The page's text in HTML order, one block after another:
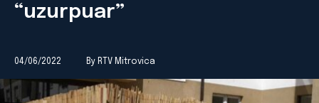
“uzurpuar”
04/06/2022 By RTV Mitrovica